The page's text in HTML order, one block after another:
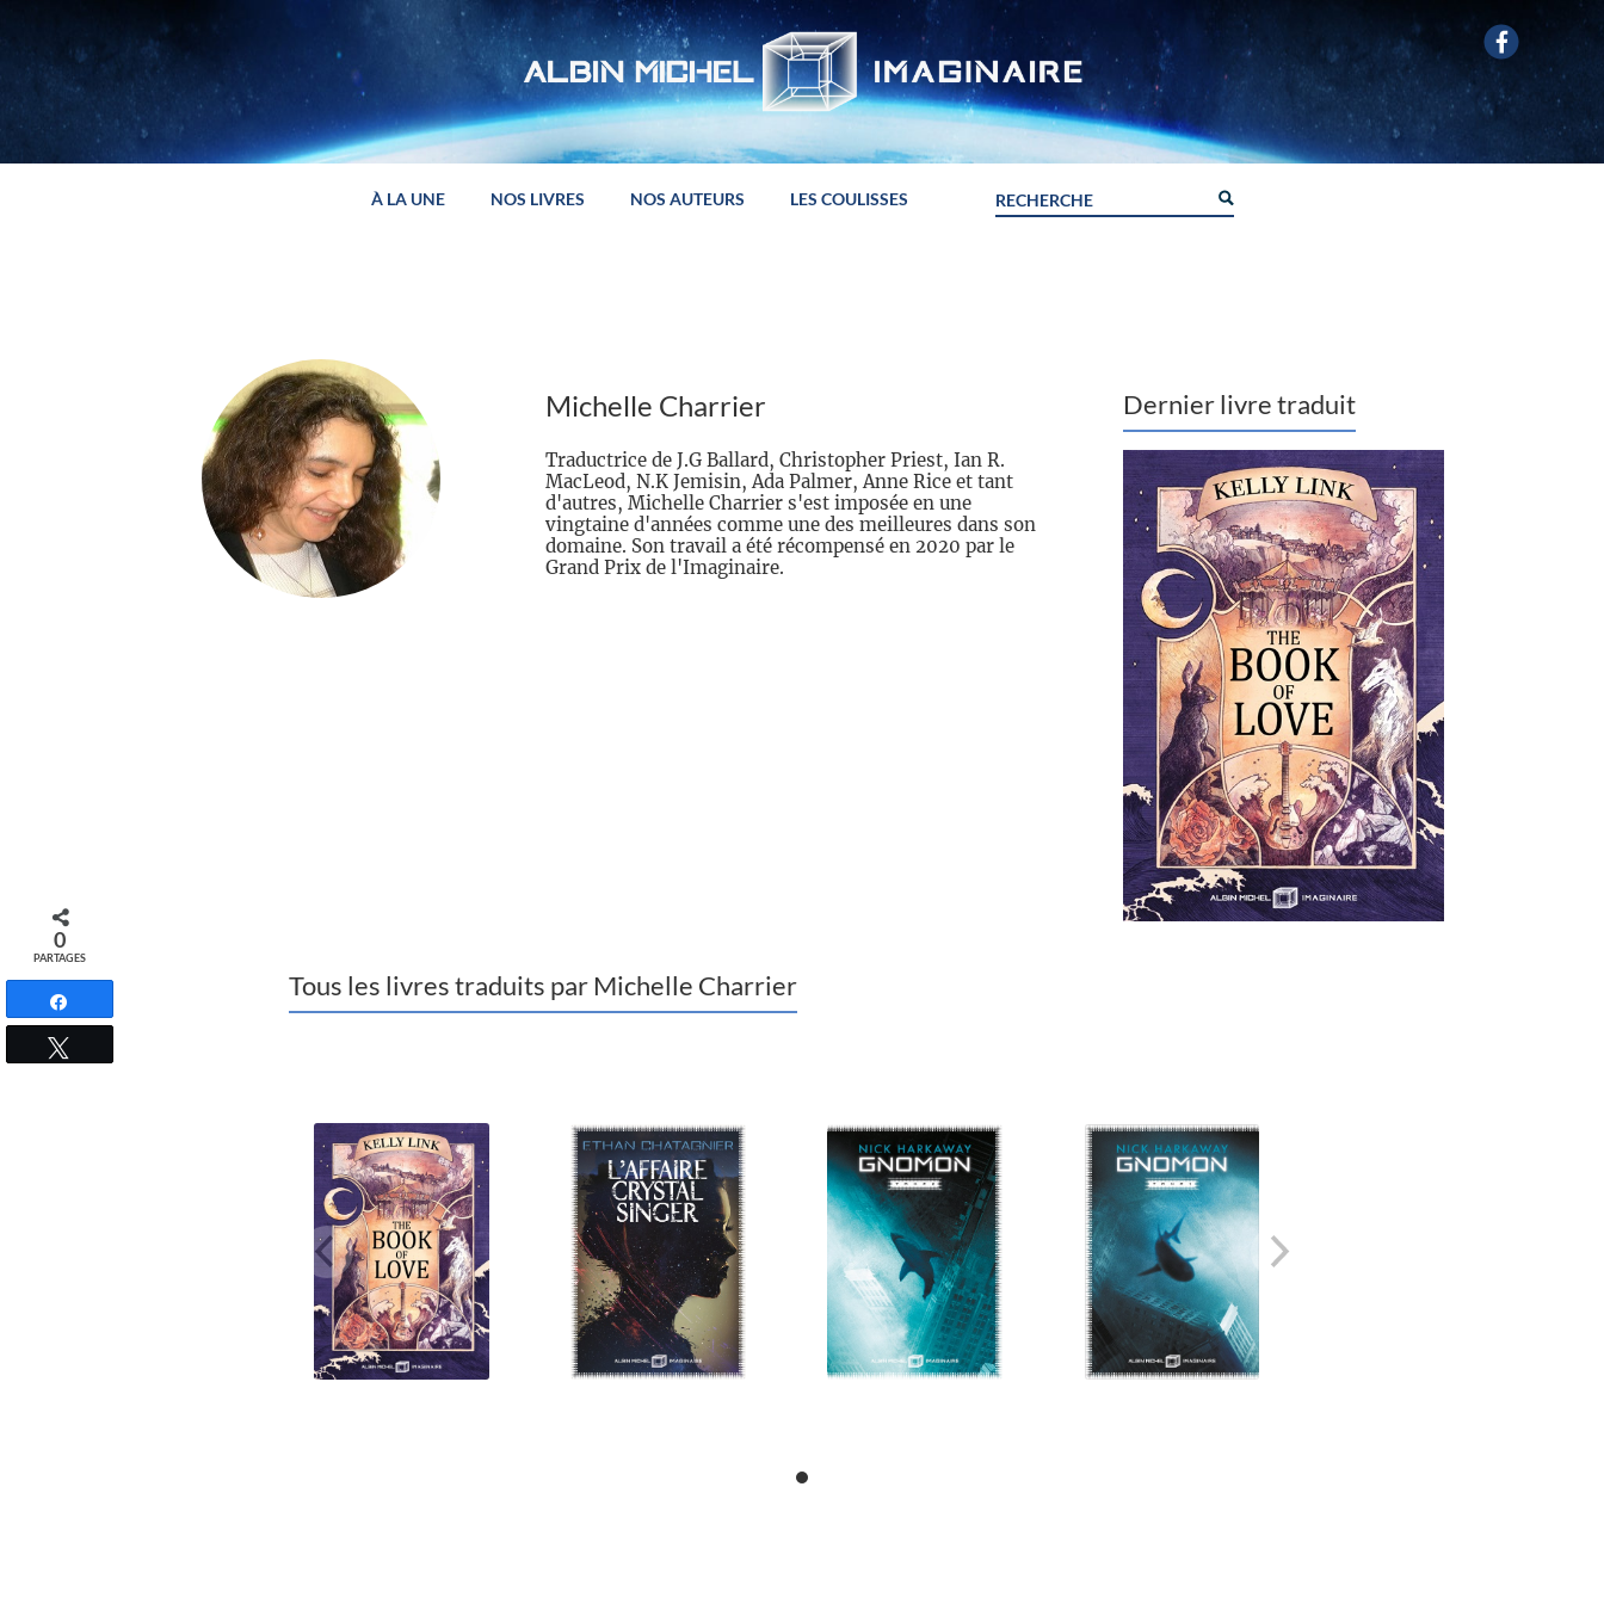
À LA UNE NOS LIVRES NOS AUTEURS LES COULISSES
Michelle Charrier
Traductrice de J.G Ballard, Christopher Priest, Ian R.
MacLeod, N.K Jemisin, Ada Palmer, Anne Rice et tant
d'autres, Michelle Charrier s'est imposée en une
vingtaine d'années comme une des meilleures dans son
domaine. Son travail a été récompensé en 2020 par le
Grand Prix de l'Imaginaire.
Dernier livre traduit
Tous les livres traduits par Michelle Charrier
0
PARTAGES